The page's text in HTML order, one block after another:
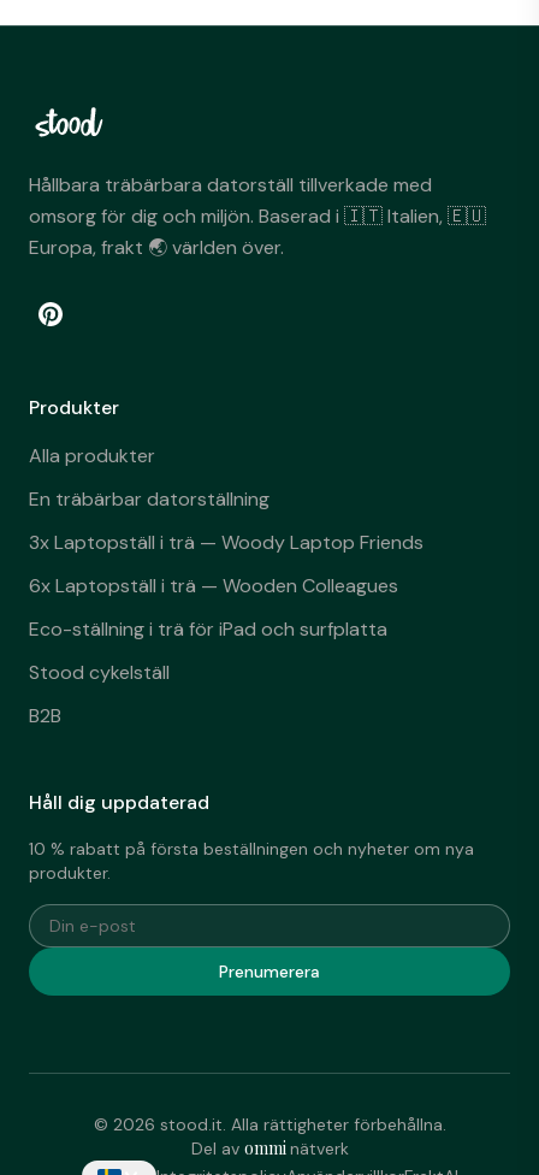
Hållbara träbärbara datorställ tillverkade med
omsorg för dig och miljön. Baserad i 🇮🇹 Italien, 🇪🇺
Europa, frakt 🌏 världen över.
Produkter
Alla produkter
En träbärbar datorställning
3x Laptopställ i trä — Woody Laptop Friends
6x Laptopställ i trä — Wooden Colleagues
Eco-ställning i trä för iPad och surfplatta
Stood cykelställ
B2B
Håll dig uppdaterad
10 % rabatt på första beställningen och nyheter om nya
produkter.
Din e-post
Prenumerera
© 2026 stood.it. Alla rättigheter förbehållna.
Del av omminätverk